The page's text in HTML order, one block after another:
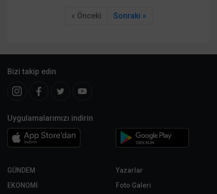
« Önceki Sonraki »
Bizi takip edin
Uygulamalarımızı indirin
GÜNDEM
EKONOMİ
Yazarlar
Foto Galeri